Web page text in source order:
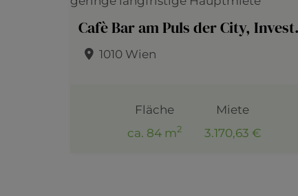
Cafè Bar
1010 Wien
Fläche
ca. 84 m2
Miete
3.170,63 €